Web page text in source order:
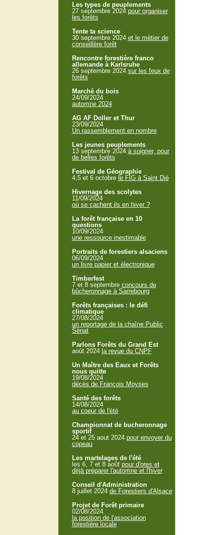
Les types de peuplements
27 septembre 2024 pour organiser
les forêts
Tente ta science
30 septembre 2024 et le métier de
conseillère forêt
Rencontre forestière franco
allemande à Karlsruhe
26 septembre 2024 sur les feux de
forêts
Marché du bois
24/09/2024
automne 2024
AG AF Doller et Thur
23/09/2024
Un rassemblement en nombre
Les jeunes peuplements
13 septembre 2024 à soigner, pour
de belles forêts
Festival de Géographie
4,5 et 6 octobre le FIG à Saint Dié
Hivernage des scolytes
11/09/2024
où se cachent ils en hiver ?
La forêt française en 10
questions
10/09/2024
une ressource inestimable
Portraits de forestiers alsaciens
06/09/2024
un livre papier et électronique
Timberfest
7 et 8 septembre concours de
bûcheronnage à Sarrebourg
Forêts françaises : le défi
climatique
27/08/2024
un reportage de la chaîne Public
Sénat
Parlons Forêts du Grand Est
août 2024 la revue du CNPF
Un Maître des Eaux et Forêts
nous quitte
19/08/2024
décès de François Moyses
Santé des forêts
14/08/2024
au coeur de l'été
Championnat de bucheronnage
sportif
24 et 25 aout 2024 pour envoyer du
copeau
Les martelages de l'été
les 6, 7 et 8 août pour d'ores et
déjà préparer l'automne et l'hiver
Conseil d'Administration
8 juillet 2024 de Forestiers d'Alsace
Projet de Forêt primaire
02/08/2024
la position de l'association
forestière locale